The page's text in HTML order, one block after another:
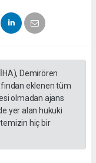
Demirören
eklenen tüm
olmadan ajans
yer alan hukuki
hiç bir